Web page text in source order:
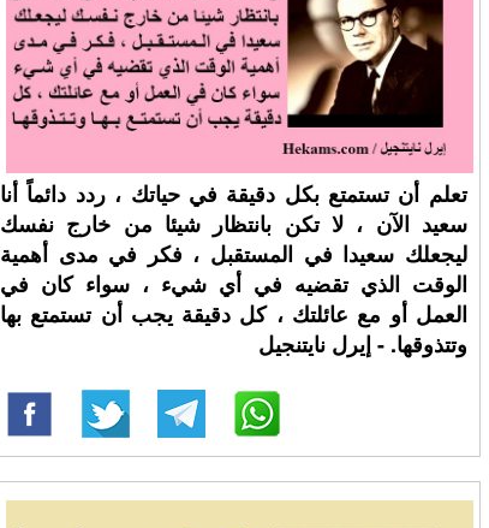
تعلم أن تستمتع بكل دقيقة في حياتك ، ردد دائماً أنا
سعيد الآن ، لا تكن بانتظار شيئا من خارج نفسك
ليجعلك سعيدا في المستقبل ، فكر في مدى أهمية
الوقت الذي تقضيه في أي شيء ، سواء كان في
العمل أو مع عائلتك ، كل دقيقة يجب أن تستمتع بها
وتتذوقها. - إيرل نايتنجيل